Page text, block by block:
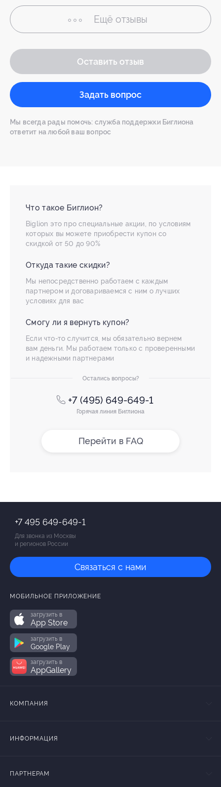
Ещё отзывы
Оставить отзыв
Задать вопрос
Мы всегда рады помочь: служба поддержки Биглиона
ответит на любой ваш вопрос
Что такое Биглион?
Biglion это про специальные акции, по условиям
которых вы можете приобрести купон со
скидкой от 50 до 90%
Откуда такие скидки?
Мы непосредственно работаем с каждым
партнером и договариваемся с ним о лучших
условиях для вас
Смогу ли я вернуть купон?
Если что-то случится, мы обязательно вернем
вам деньги. Мы работаем только с проверенными
и надежными партнерами
Остались вопросы?
+7 (495) 649-649-1
Горячая линия Биглиона
Перейти в FAQ
+7 495 649-649-1
Для звонка из Москвы
и регионов России
Связаться с нами
МОБИЛЬНОЕ ПРИЛОЖЕНИЕ
загрузить в
App Store
загрузить в
Google Play
загрузить в
AppGallery
КОМПАНИЯ
ИНФОРМАЦИЯ
ПАРТНЕРАМ